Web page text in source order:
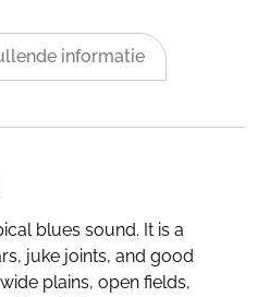
informatie
blues sound. It is a
juke joints, and good
plains, open fields,